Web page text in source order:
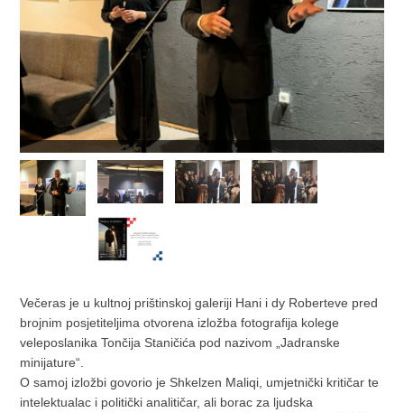
Večeras je u kultnoj prištinskoj galeriji Hani i dy Roberteve pred
brojnim posjetiteljima otvorena izložba fotografija kolege
veleposlanika Tončija Staničića pod nazivom „Jadranske
minijature“.
O samoj izložbi govorio je Shkelzen Maliqi, umjetnički kritičar te
intelektualac i politički analitičar, ali borac za ljudska